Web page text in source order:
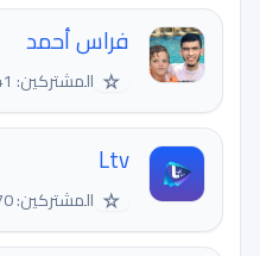
فراس أحمد
☆ المشتركين: 1,841
Ltv
☆ المشتركين: 570